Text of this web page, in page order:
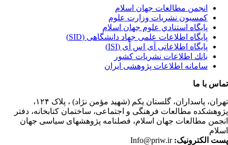
انجمن مطالعات جهان اسلام
کمسیون نشریات وزارت علوم
پايگاه استنادي علوم جهان اسلام
پایگاه اطلاعات علمی جهاد دانشگاهی (SID)
پایگاه اطلاعاتی آی اس آی (ISI)
بانك اطلاعات نشريات كشور
سامانه اطلاعات پژوهشی ایران
با ما
پاسداران، گلستان یکم (شهید مؤمن نژاد) ، پلاک ۱۲۴،
مطالعات فرهنگی و اجتماعی، ساختمان کتابخانه، دفتر
مطالعات جهان اسلام، فصلنامه پژوهشهای سیاسی جهان
الکترونیک:Info@priw.ir